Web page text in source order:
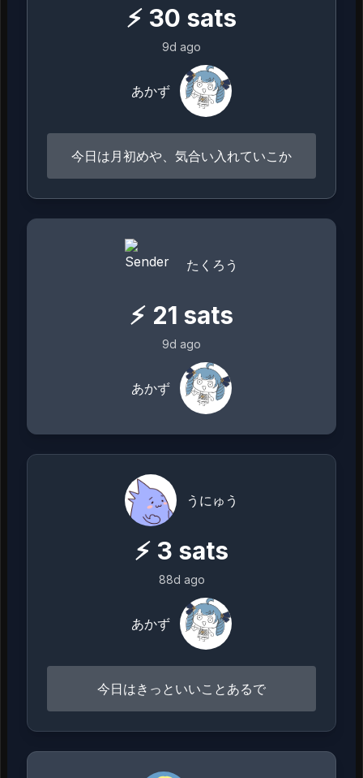
⚡ 30 sats
9d ago
あかず
今日は月初めや、気合い入れていこか
たくろう
⚡ 21 sats
9d ago
あかず
うにゅう
⚡ 3 sats
88d ago
あかず
今日はきっといいことあるで